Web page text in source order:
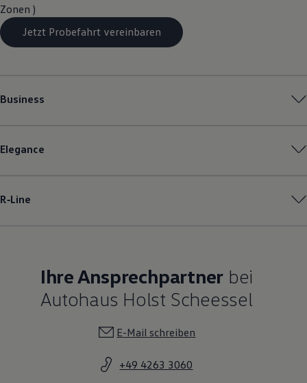
Zonen )
Jetzt Probefahrt vereinbaren
Business
Elegance
R‑Line
Ihre Ansprechpartner bei
Autohaus Holst Scheessel
E-Mail schreiben
+49 4263 3060